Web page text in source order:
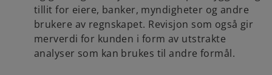
tillit for eiere, banker, myndigheter og andre
brukere av regnskapet. Revisjon som også gir
merverdi for kunden i form av utstrakte
analyser som kan brukes til andre formål.